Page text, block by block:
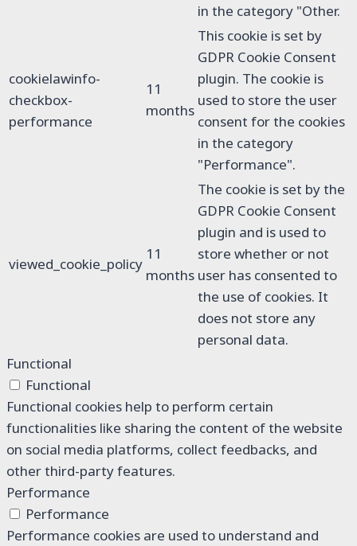
in the category "Other.
cookielawinfo-
checkbox-
performance
11
months
This cookie is set by
GDPR Cookie Consent
plugin. The cookie is
used to store the user
consent for the cookies
in the category
"Performance".
viewed_cookie_policy
11
months
The cookie is set by the
GDPR Cookie Consent
plugin and is used to
store whether or not
user has consented to
the use of cookies. It
does not store any
personal data.
Functional
Functional
Functional cookies help to perform certain
functionalities like sharing the content of the website
on social media platforms, collect feedbacks, and
other third-party features.
Performance
Performance
Performance cookies are used to understand and